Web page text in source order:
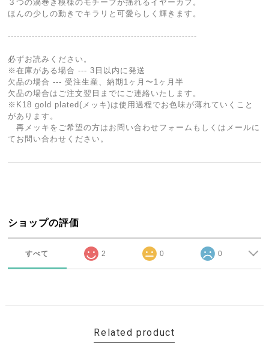
３つの渦巻き模様のモチーフが揺れるイヤーカフ。
ほんの少しの動きでキラリと可愛らしく輝きます。
---------------------------------------------------------------
必ずお読みください。
※在庫がある場合 --- 3日以内に発送
欠品の場合 --- 受注生産、納期1ヶ月〜1ヶ月半
欠品の場合はご注文翌日までにご連絡いたします。
※K18 gold plated(メッキ)は使用過程でお色味が薄れていくこと
があります。
再メッキをご希望の方はお問い合わせフォームもしくはメールに
てお問い合わせください。
ショップの評価
すべて 2 0 0
Related product